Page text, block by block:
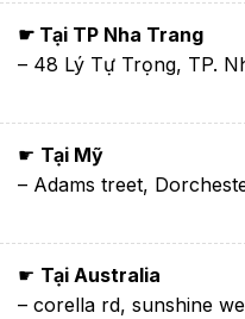
☛ Tại TP Nha Trang
– 48 Lý Tự Trọng, TP.
☛ Tại Mỹ
– Adams treet,
☛ Tại Australia
– corella rd, sunshine